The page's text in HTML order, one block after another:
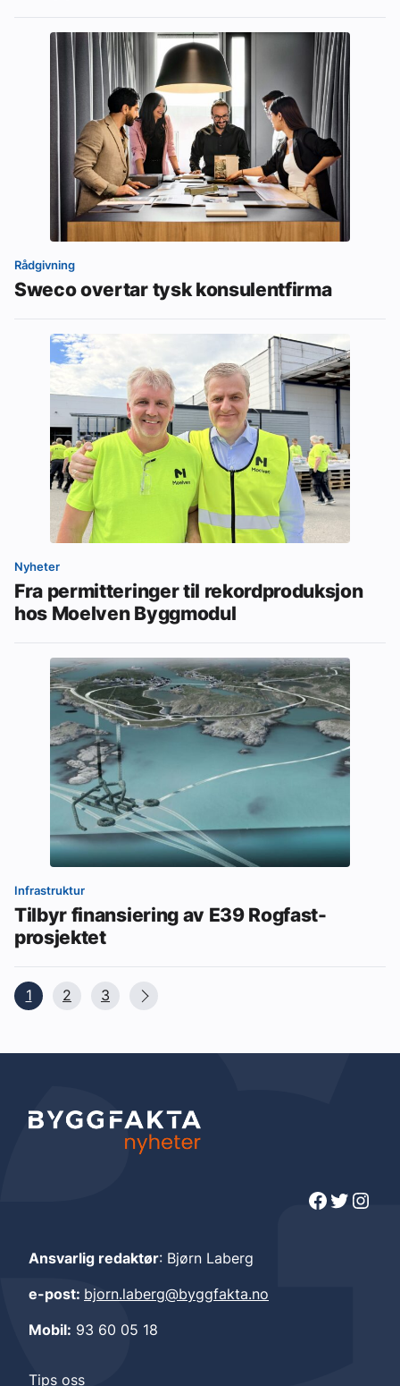
Rådgivning
Sweco overtar tysk konsulentfirma
Nyheter
Fra permitteringer til rekordproduksjon
hos Moelven Byggmodul
Infrastruktur
Tilbyr finansiering av E39 Rogfast-
prosjektet
1 2 3
Facebook Twitter Instagram
Ansvarlig redaktør: Bjørn Laberg
e-post: bjorn.laberg@byggfakta.no
Mobil: 93 60 05 18
Tips oss